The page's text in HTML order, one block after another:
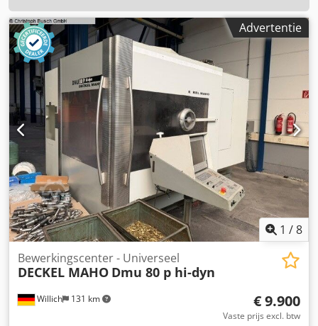
Advertentie
1 /8
Willich 131 km
Bewerkingscenter - Universeel
DECKEL MAHO Dmu 80 p hi-dyn
€ 9.900
Vaste prijs excl. btw